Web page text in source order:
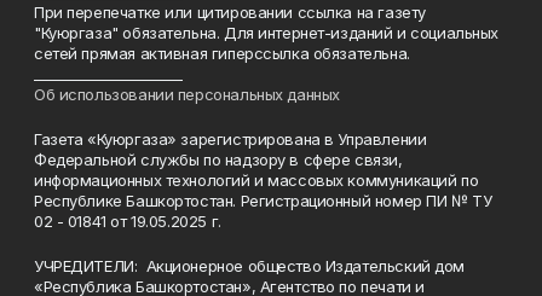
При перепечатке или цитировании ссылка на газету
"Куюргаза" обязательна. Для интернет-изданий и социальных
сетей прямая активная гиперссылка обязательна.
Об использовании персональных данных
Газета «Куюргаза» зарегистрирована в Управлении
Федеральной службы по надзору в сфере связи,
информационных технологий и массовых коммуникаций по
Республике Башкортостан. Регистрационный номер ПИ № ТУ
02 - 01841 от 19.05.2025 г.
УЧРЕДИТЕЛИ: Акционерное общество Издательский дом
«Республика Башкортостан», Агентство по печати и